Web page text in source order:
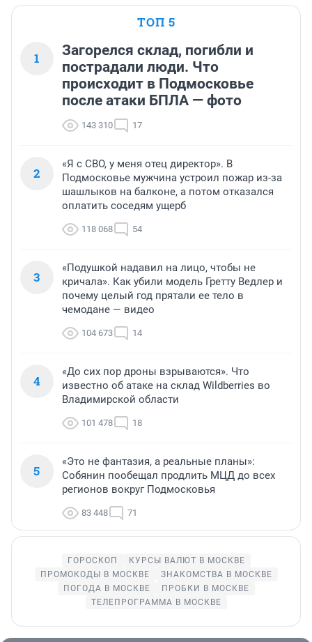
ТОП 5
1
Загорелся склад, погибли и
пострадали люди. Что
происходит в Подмосковье
после атаки БПЛА — фото
143 310 17
2
«Я с СВО, у меня отец директор». В
Подмосковье мужчина устроил пожар из-за
шашлыков на балконе, а потом отказался
оплатить соседям ущерб
118 068 54
3
«Подушкой надавил на лицо, чтобы не
кричала». Как убили модель Гретту Ведлер и
почему целый год прятали ее тело в
чемодане — видео
104 673 14
4
«До сих пор дроны взрываются». Что
известно об атаке на склад Wildberries во
Владимирской области
101 478 18
5
«Это не фантазия, а реальные планы»:
Собянин пообещал продлить МЦД до всех
регионов вокруг Подмосковья
83 448 71
ГОРОСКОП
КУРСЫ ВАЛЮТ В МОСКВЕ
ПРОМОКОДЫ В МОСКВЕ
ЗНАКОМСТВА В МОСКВЕ
ПОГОДА В МОСКВЕ
ПРОБКИ В МОСКВЕ
ТЕЛЕПРОГРАММА В МОСКВЕ